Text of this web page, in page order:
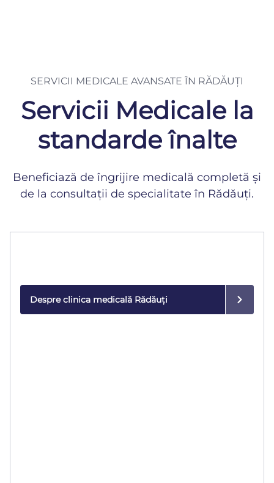
SERVICII MEDICALE AVANSATE ÎN RĂDĂUȚI
Servicii Medicale la
standarde înalte
Beneficiază de îngrijire medicală completă și
de la consultații de specialitate în Rădăuți.
Despre clinica medicală Rădăuți